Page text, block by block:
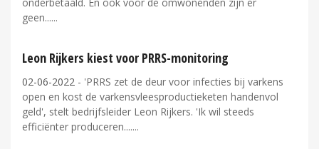
geen...
Leon Rijkers kiest voor PRRS-monitoring
02-06-2022 - 'PRRS zet de deur voor infecties bij varkens
open en kost de varkensvleesproductieketen handenvol
geld', stelt bedrijfsleider Leon Rijkers. 'Ik wil steeds
efficiënter produceren....